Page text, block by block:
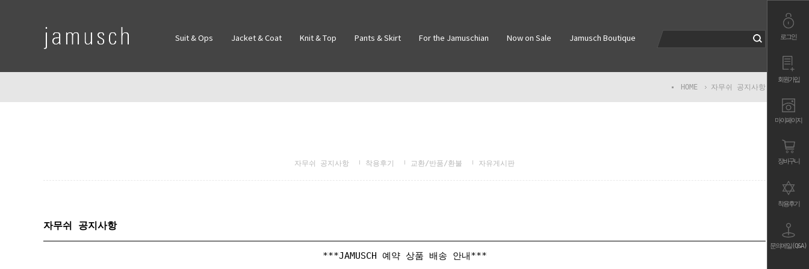
로그인
회원가입
마이페이지
장바구니
착용후기
문의메일(Q&A)
Suit & Ops Jacket & Coat Knit & Top Pants & Skirt For the Jamuschian Now on Sale Jamusch Boutique
HOME 자무쉬 공지사항
자무쉬 공지사항 착용후기 교환/반품/환불 자유게시판
자무쉬 공지사항
***JAMUSCH 예약 상품 배송 안내***